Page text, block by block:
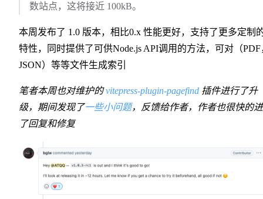
数站点，这将接近 100kB。
本周发布了 1.0 版本，相比0.x 性能更好，支持了更多定制
特性，同时提供了可供Node.js API调用的方法，可对（PDF
JSON）等等文件生成索引
笔者本周也对维护的vitepress-plugin-pagefind 插件进行了升
级，期间发现了一些小问题，反馈给作者，作者也很快的
了回复和修复